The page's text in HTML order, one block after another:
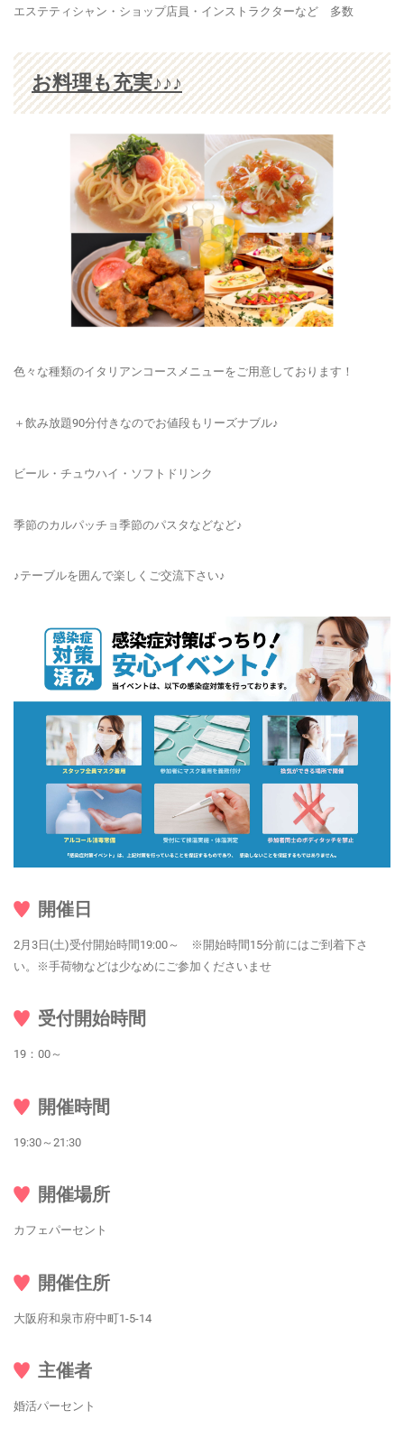
エステティシャン・ショップ店員・インストラクターなど 多数
お料理も充実♪♪♪
色々な種類のイタリアンコースメニューをご用意しております！
＋飲み放題90分付きなのでお値段もリーズナブル♪
ビール・チュウハイ・ソフトドリンク
季節のカルパッチョ季節のパスタなどなど♪
♪テーブルを囲んで楽しくご交流下さい♪
開催日
2月3日(土)受付開始時間19:00～ ※開始時間15分前にはご到着下さ
い。※手荷物などは少なめにご参加くださいませ
受付開始時間
19：00～
開催時間
19:30～21:30
開催場所
カフェパーセント
開催住所
大阪府和泉市府中町1-5-14
主催者
婚活パーセント